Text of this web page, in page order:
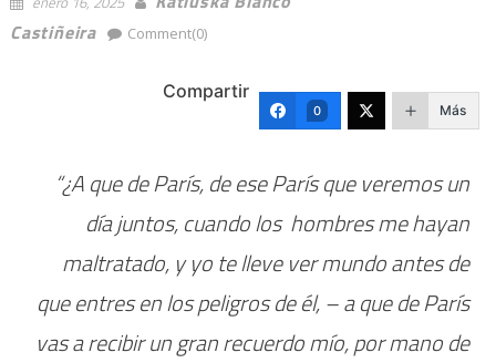
Castiñeira
Comment(0)
Compartir
0 Más
“¿A que de París, de ese París que veremos un
día juntos, cuando los hombres me hayan
maltratado, y yo te lleve ver mundo antes de
que entres en los peligros de él, – a que de París
vas a recibir un gran recuerdo mío, por mano de